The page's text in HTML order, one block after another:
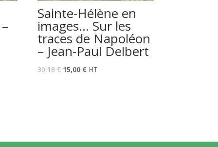
Sainte-Hélène en
images… Sur les
traces de Napoléon
– Jean-Paul Delbert
30,18€ Le
15,00 €LeHT